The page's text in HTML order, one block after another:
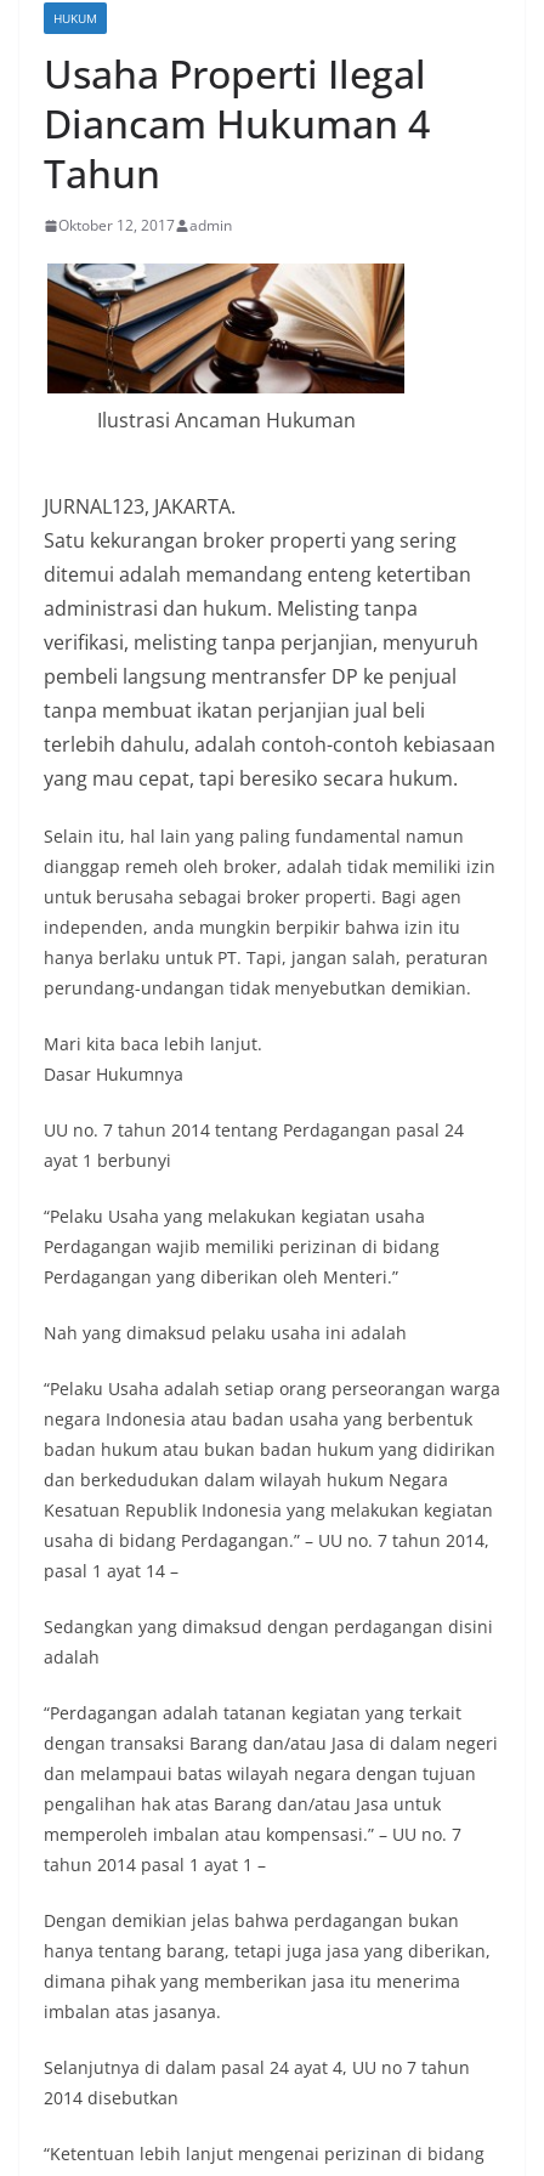
HUKUM
Usaha Properti Ilegal
Diancam Hukuman 4
Tahun
Oktober 12, 2017 admin
Ilustrasi Ancaman Hukuman
JURNAL123, JAKARTA.
Satu kekurangan broker properti yang sering
ditemui adalah memandang enteng ketertiban
administrasi dan hukum. Melisting tanpa
verifikasi, melisting tanpa perjanjian, menyuruh
pembeli langsung mentransfer DP ke penjual
tanpa membuat ikatan perjanjian jual beli
terlebih dahulu, adalah contoh-contoh kebiasaan
yang mau cepat, tapi beresiko secara hukum.
Selain itu, hal lain yang paling fundamental namun
dianggap remeh oleh broker, adalah tidak memiliki izin
untuk berusaha sebagai broker properti. Bagi agen
independen, anda mungkin berpikir bahwa izin itu
hanya berlaku untuk PT. Tapi, jangan salah, peraturan
perundang-undangan tidak menyebutkan demikian.
Mari kita baca lebih lanjut.
Dasar Hukumnya
UU no. 7 tahun 2014 tentang Perdagangan pasal 24
ayat 1 berbunyi
“Pelaku Usaha yang melakukan kegiatan usaha
Perdagangan wajib memiliki perizinan di bidang
Perdagangan yang diberikan oleh Menteri.”
Nah yang dimaksud pelaku usaha ini adalah
“Pelaku Usaha adalah setiap orang perseorangan warga
negara Indonesia atau badan usaha yang berbentuk
badan hukum atau bukan badan hukum yang didirikan
dan berkedudukan dalam wilayah hukum Negara
Kesatuan Republik Indonesia yang melakukan kegiatan
usaha di bidang Perdagangan.” – UU no. 7 tahun 2014,
pasal 1 ayat 14 –
Sedangkan yang dimaksud dengan perdagangan disini
adalah
“Perdagangan adalah tatanan kegiatan yang terkait
dengan transaksi Barang dan/atau Jasa di dalam negeri
dan melampaui batas wilayah negara dengan tujuan
pengalihan hak atas Barang dan/atau Jasa untuk
memperoleh imbalan atau kompensasi.” – UU no. 7
tahun 2014 pasal 1 ayat 1 –
Dengan demikian jelas bahwa perdagangan bukan
hanya tentang barang, tetapi juga jasa yang diberikan,
dimana pihak yang memberikan jasa itu menerima
imbalan atas jasanya.
Selanjutnya di dalam pasal 24 ayat 4, UU no 7 tahun
2014 disebutkan
“Ketentuan lebih lanjut mengenai perizinan di bidang